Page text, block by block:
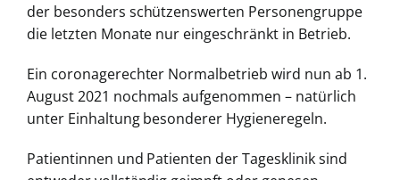
der besonders schützenswerten Personengruppe
die letzten Monate nur eingeschränkt in Betrieb.
Ein coronagerechter Normalbetrieb wird nun ab 1.
August 2021 nochmals aufgenommen – natürlich
unter Einhaltung besonderer Hygieneregeln.
Patientinnen und Patienten der Tagesklinik sind